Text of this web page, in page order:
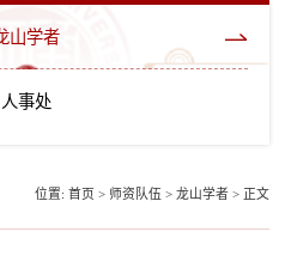
山学者
人事处
位置: 首页 > 师资队伍 > 龙山学者 > 正文